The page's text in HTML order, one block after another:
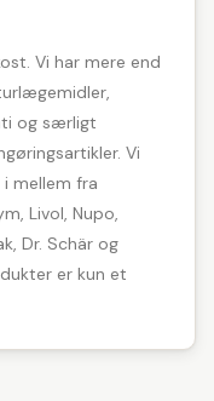
Vi har mere end
og særligt
Vi
mellem fra
Livol, Nupo,
Dr. Schär og
er kun et